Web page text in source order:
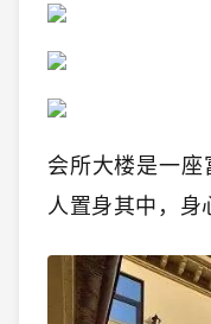
会所大楼是一
人置身其中，身